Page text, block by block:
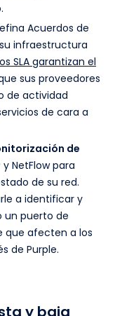
Acuerdos de
infraestructura
SLA garantizan el
sus proveedores
de actividad
de cara a
de
NetFlow para
de su red.
a identificar y
un puerto de
que afecten a los
de Purple.
y baja